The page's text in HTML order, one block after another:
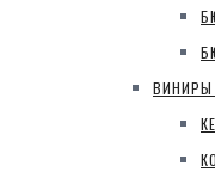
ВИНИРЫ